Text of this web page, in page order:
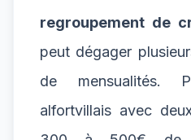
regroupement de
peut dégager
de mensualités.
alfortvillais avec